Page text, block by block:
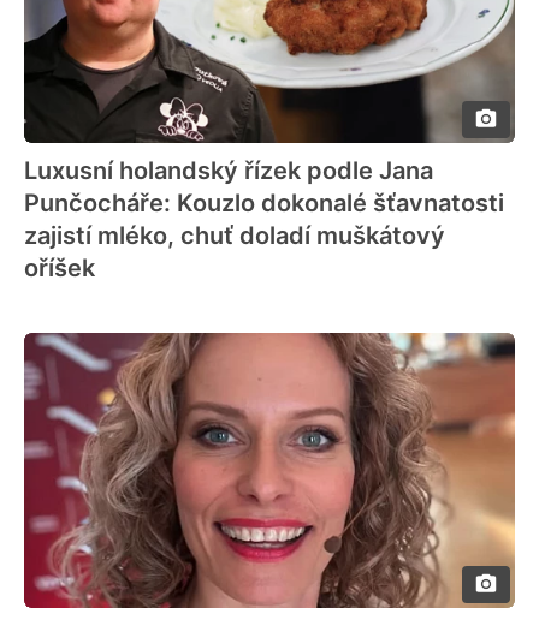
Luxusní holandský řízek podle Jana
Punčocháře: Kouzlo dokonalé šťavnatosti
zajistí mléko, chuť doladí muškátový
oříšek